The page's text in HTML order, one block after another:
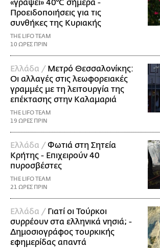
«γράψει» 40°C σήμερα -
Προειδοποιήσεις για τις
συνθήκες της Κυριακής
THE LIFO TEAM
10 ΩΡΕΣ ΠΡΙΝ
Ελλάδα / Μετρό Θεσσαλονίκης:
Οι αλλαγές στις λεωφορειακές
γραμμές με τη λειτουργία της
επέκτασης στην Καλαμαριά
THE LIFO TEAM
19 ΩΡΕΣ ΠΡΙΝ
Ελλάδα / Φωτιά στη Σητεία
Κρήτης - Επιχειρούν 40
πυροσβέστες
THE LIFO TEAM
21 ΩΡΕΣ ΠΡΙΝ
Ελλάδα / Γιατί οι Τούρκοι
συρρέουν στα ελληνικά νησιά; -
Δημοσιογράφος τουρκικής
εφημερίδας απαντά